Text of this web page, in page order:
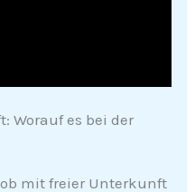
Worauf es bei der
mit freier Unterkunft